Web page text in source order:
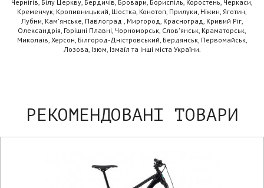
Чернігів, Білу Церкву, Бердичів, Бровари, Бориспіль, Коростень, Черкаси,
Кременчук, Кропивницький, Шостка, Конотоп, Прилуки, Ніжин, Яготин,
Лубни, Кам'янське, Павлоград , Миргород, Красноград, Кривий Ріг,
Олександрія, Горішні Плавні, Чорноморськ, Слов'янськ, Краматорськ,
Миколаїв, Херсон, Білгород-Дністровський, Бердянськ, Первомайськ,
Лозова, Ізюм, Ізмаїл та інші міста України.
РЕКОМЕНДОВАНІ ТОВАРИ